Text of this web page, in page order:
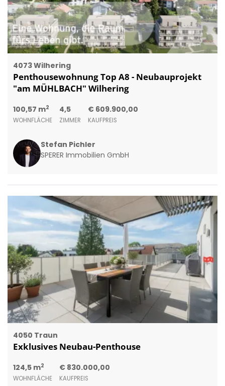
4073 Wilhering
Penthousewohnung Top A8 - Neubauprojekt
"am MÜHLBACH" Wilhering
100,57 m2
WOHNFLÄCHE
4,5
ZIMMER
€ 609.900,00
KAUFPREIS
Stefan Pichler
SPERER Immobilien GmbH
4050 Traun
Exklusives Neubau-Penthouse
124,5 m2
WOHNFLÄCHE
€ 830.000,00
KAUFPREIS